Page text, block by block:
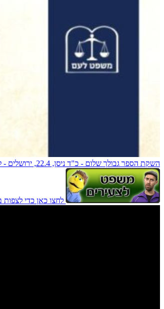
השקת הספר גבולך שלום - כ"ד ניסן, 22.4, ירושלים - לחצו לפרטים נוספים!
לחצו כאן כדי לצפות